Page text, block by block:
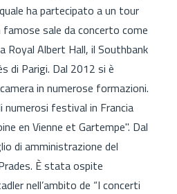
ha partecipato a un tour
sale da concerto come
Royal Albert Hall, il Southbank
di Parigi. Dal 2012 si è
in numerose formazioni.
festival in Francia
en Vienne et Gartempe". Dal
di amministrazione del
È stata ospite
nell’ambito de “I concerti